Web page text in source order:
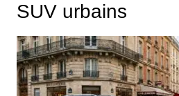
SUV urbains